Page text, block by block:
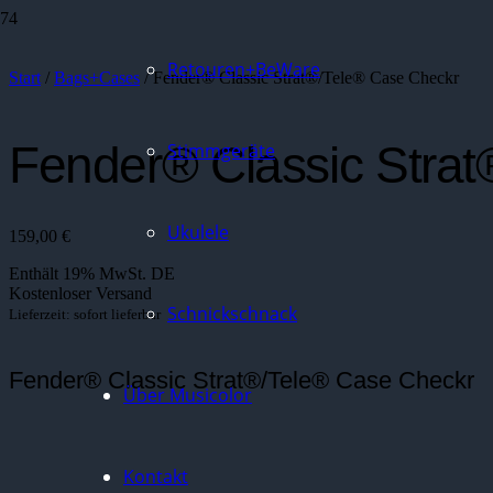
Retouren+BeWare
Stimmgeräte
Ukulele
Schnickschnack
Über Musicolor
Kontakt
Start / Bags+Cases / Fender® Classic Strat®/Tele® Case Checkr
Fender® Classic
159,00 €
Enthält 19% MwSt. DE
Kostenloser Versand
Lieferzeit: sofort lieferbar
Fender® Classic Strat®/Tele® Case Checkr